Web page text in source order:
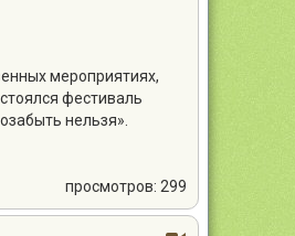
мероприятиях,
фестиваль
нельзя».
просмотров: 299